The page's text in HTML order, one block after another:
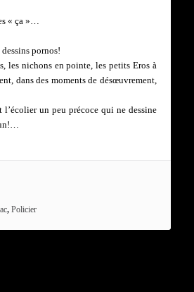
« ça »…
pornos!
les nichons en pointe, les petits Eros à
dans des moments de désœuvrement,
un peu précoce qui ne dessine
, Policier